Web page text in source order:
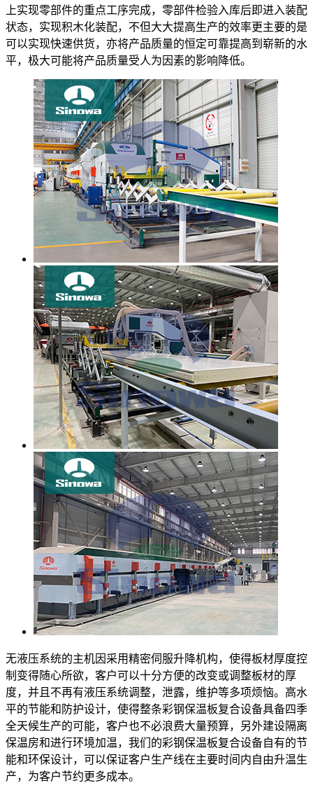
上实现零部件的重点工序完成，零部件检验入库后即进入装配
状态，实现积木化装配，不但大大提高生产的效率更主要的是
可以实现快速供货，亦将产品质量的恒定可靠提高到崭新的水
平，极大可能将产品质量受人为因素的影响降低。
无液压系统的主机因采用精密伺服升降机构，使得板材厚度控
制变得随心所欲，客户可以十分方便的改变或调整板材的厚
度，并且不再有液压系统调整，泄露，维护等多项烦恼。高水
平的节能和防护设计，使得整条彩钢保温板复合设备具备四季
全天候生产的可能，客户也不必浪费大量预算，另外建设隔离
保温房和进行环境加温，我们的彩钢保温板复合设备自有的节
能和环保设计，可以保证客户生产线在主要时间内自由升温生
产，为客户节约更多成本。